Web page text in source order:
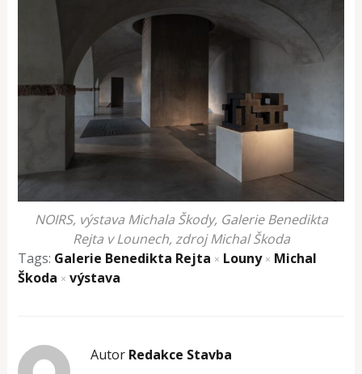
NOIRS, výstava Michala Škody, Galerie Benedikta
Rejta v Lounech, zdroj Michal Škoda
Tags: Galerie Benedikta Rejta × Louny × Michal
Škoda × výstava
Autor Redakce Stavba